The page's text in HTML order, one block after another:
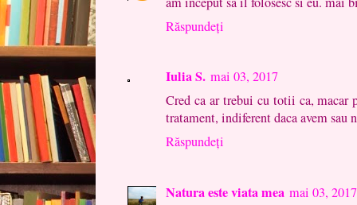
Răspundeți
Iulia S. mai 03, 2017
Cred ca ar trebui cu totii ca, macar
tratament, indiferent daca avem sau
Răspundeți
Natura este viata mea mai 03, 2017